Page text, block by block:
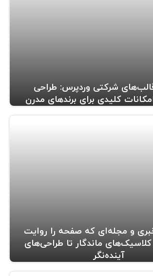
شرکتی وردپرس: طراحی
کلیدی برای برندهای مدرن
و مجله‌ای که صفحه را روایت
ماندگار تا طراحی‌های
آینده‌نگر